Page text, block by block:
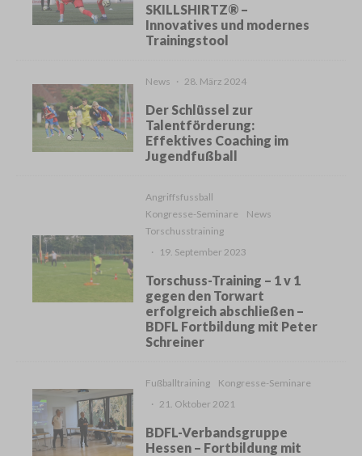
SKILLSHIRTZ® –
Innovatives und modernes
Trainingstool
News · 28. März 2024
Der Schlüssel zur
Talentförderung:
Effektives Coaching im
Jugendfußball
Angriffsfussball
Kongresse-Seminare
News
Torschusstraining
·
19. September 2023
Torschuss-Training – 1 v 1
gegen den Torwart
erfolgreich abschließen –
BDFL Fortbildung mit Peter
Schreiner
Fußballtraining
Kongresse-Seminare
· 21. Oktober 2021
BDFL-Verbandsgruppe
Hessen – Fortbildung mit